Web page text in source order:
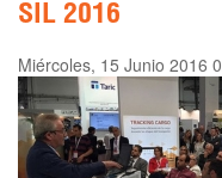
SIL 2016
Miércoles, 15 Junio 2016